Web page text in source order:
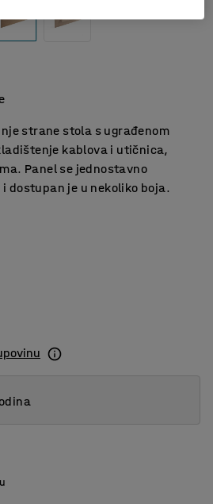
strane stola s ugrađenom
kablova i utičnica,
Panel se jednostavno
dostupan je u nekoliko boja.